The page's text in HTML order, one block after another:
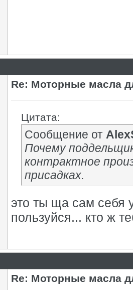
Re: Моторные масла
Цитата:
Сообщение от
Почему
контрактное
присадках.
это ты ща сам себя
пользуйся... кто ж
Re: Моторные масла